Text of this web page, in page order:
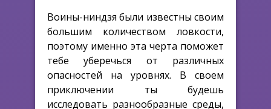
Воины-ниндзя были известны своим
большим количеством ловкости,
поэтому именно эта черта поможет
тебе уберечься от различных
опасностей на уровнях. В своем
приключении ты будешь
исследовать разнообразные среды,